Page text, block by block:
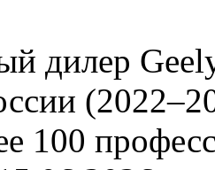
дилер
100